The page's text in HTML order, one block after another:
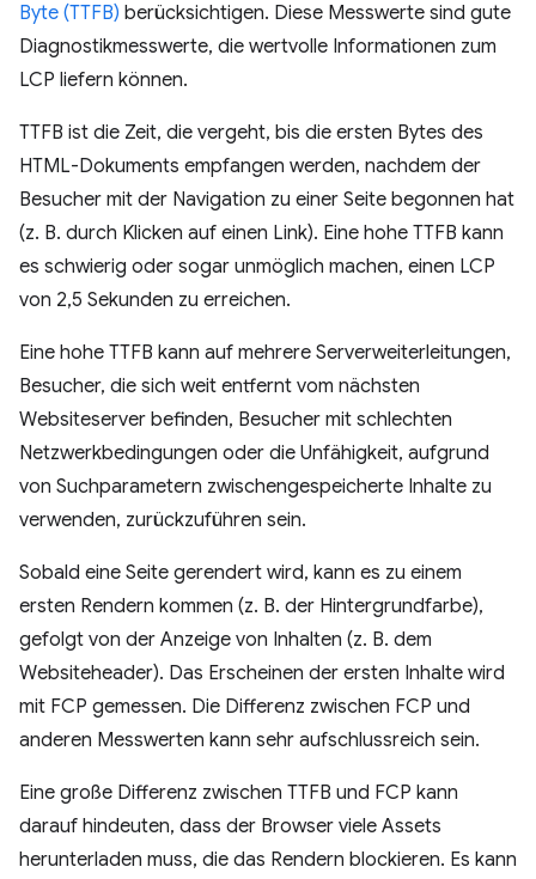
Byte (TTFB) berücksichtigen. Diese Messwerte sind gute
Diagnostikmesswerte, die wertvolle Informationen zum
LCP liefern können.
TTFB ist die Zeit, die vergeht, bis die ersten Bytes des
HTML-Dokuments empfangen werden, nachdem der
Besucher mit der Navigation zu einer Seite begonnen hat
(z. B. durch Klicken auf einen Link). Eine hohe TTFB kann
es schwierig oder sogar unmöglich machen, einen LCP
von 2,5 Sekunden zu erreichen.
Eine hohe TTFB kann auf mehrere Serverweiterleitungen,
Besucher, die sich weit entfernt vom nächsten
Websiteserver befinden, Besucher mit schlechten
Netzwerkbedingungen oder die Unfähigkeit, aufgrund
von Suchparametern zwischengespeicherte Inhalte zu
verwenden, zurückzuführen sein.
Sobald eine Seite gerendert wird, kann es zu einem
ersten Rendern kommen (z. B. der Hintergrundfarbe),
gefolgt von der Anzeige von Inhalten (z. B. dem
Websiteheader). Das Erscheinen der ersten Inhalte wird
mit FCP gemessen. Die Differenz zwischen FCP und
anderen Messwerten kann sehr aufschlussreich sein.
Eine große Differenz zwischen TTFB und FCP kann
darauf hindeuten, dass der Browser viele Assets
herunterladen muss, die das Rendern blockieren. Es kann